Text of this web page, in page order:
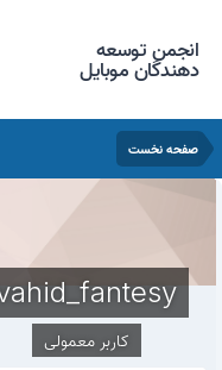
انجمن توسعه
دهندگان موبایل
صفحه نخست
vahid_fantesy
کاربر معمولی